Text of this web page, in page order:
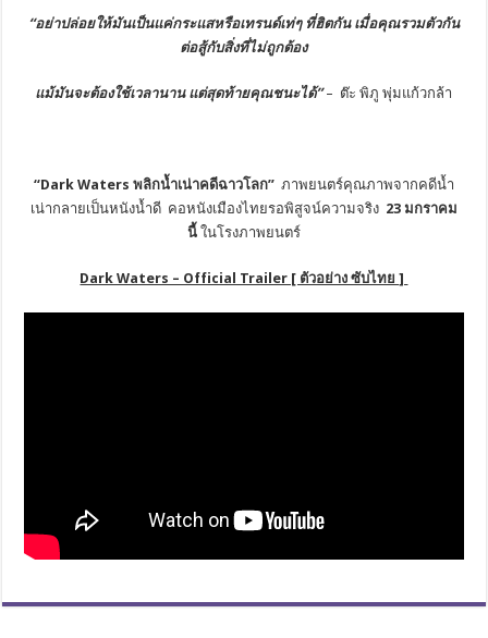
“อย่าปล่อยให้มันเป็นแค่กระแสหรือเทรนด์เท่ๆ ที่ฮิตกัน เมื่อคุณรวมตัวกัน
ต่อสู้กับสิ่งที่ไม่ถูกต้อง
แม้มันจะต้องใช้เวลานาน แต่สุดท้ายคุณชนะได้” – ต๊ะ พิภู พุ่มแก้วกล้า
“Dark Waters พลิกน้ำเน่าคดีฉาวโลก”ภาพยนตร์คุณภาพจากคดีน้ำ
เน่ากลายเป็นหนังน้ำดี คอหนังเมืองไทยรอพิสูจน์ความจริง 23 มกราคม
นี้ในโรงภาพยนตร์
Dark Waters – Official Trailer [ ตัวอย่าง ซับไทย ]